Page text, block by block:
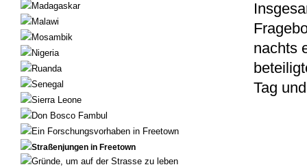
Madagaskar
Malawi
Mosambik
Nigeria
Ruanda
Senegal
Sierra Leone
Don Bosco Fambul
Ein Forschungsvorhaben in Freetown
Straßenjungen in Freetown
Gründe, um auf der Strasse zu leben
nachts
Tag